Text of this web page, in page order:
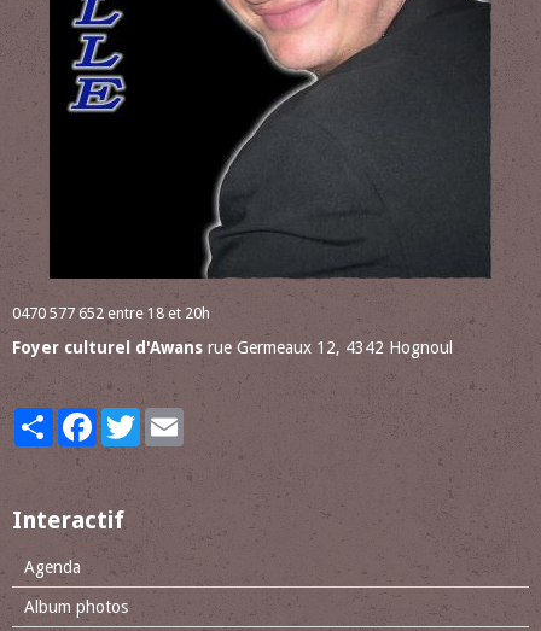
0470 577 652 entre 18 et 20h
Foyer culturel d'Awans rue Germeaux 12, 4342 Hognoul
PartagerFacebookTwitter Email
Interactif
Agenda
Album photos